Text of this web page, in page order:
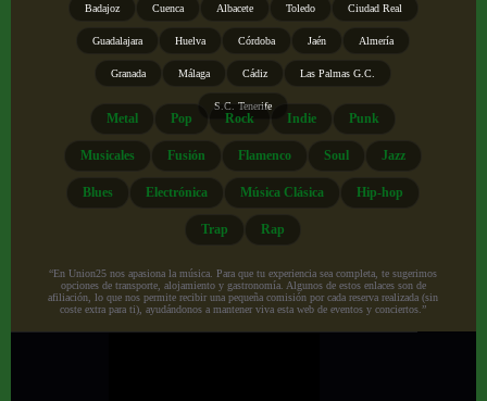
Badajoz Cuenca Albacete Toledo Ciudad Real
Guadalajara Huelva Córdoba Jaén Almería
Granada Málaga Cádiz Las Palmas G.C.
S.C. Tenerife
Metal Pop Rock Indie Punk
Musicales Fusión Flamenco Soul Jazz
Blues Electrónica Música Clásica Hip-hop
Trap Rap
“En Union25 nos apasiona la música. Para que tu experiencia sea completa, te sugerimos
opciones de transporte, alojamiento y gastronomía. Algunos de estos enlaces son de
afiliación, lo que nos permite recibir una pequeña comisión por cada reserva realizada (sin
coste extra para ti), ayudándonos a mantener viva esta web de eventos y conciertos.”